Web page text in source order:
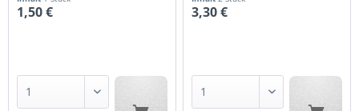
1,50 € 3,30 €